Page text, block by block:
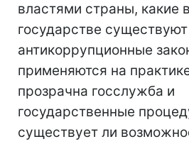
властями страны, какие
государстве существуют
антикоррупционные
применяются на
прозрачна госслужба и
государственные
существует ли